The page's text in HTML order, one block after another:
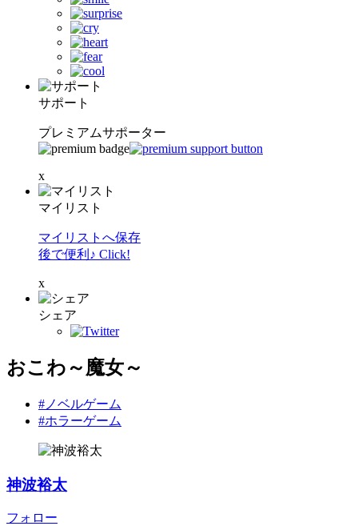
サポート
プレミアムサポーター
x
マイリスト
マイリストへ保存
後で便利♪ Click!
x
シェア
おこわ～魔女～
#ノベルゲーム
#ホラーゲーム
神波裕太
フォロー